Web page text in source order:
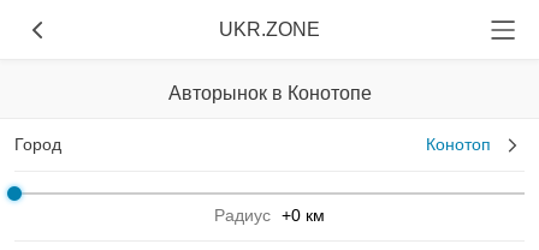
UKR.ZONE
Авторынок в Конотопе
Город Конотоп
Радиус +0 км